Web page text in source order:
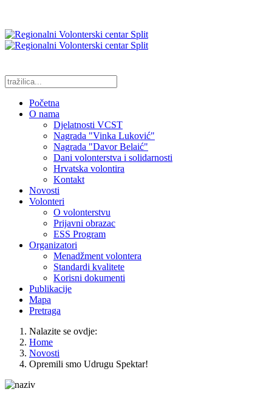
Početna
O nama
Djelatnosti VCST
Nagrada "Vinka Luković"
Nagrada "Davor Belaić"
Dani volonterstva i solidarnosti
Hrvatska volontira
Kontakt
Novosti
Volonteri
O volonterstvu
Prijavni obrazac
ESS Program
Organizatori
Menadžment volontera
Standardi kvalitete
Korisni dokumenti
Publikacije
Mapa
Pretraga
Nalazite se ovdje:
Home
Novosti
Opremili smo Udrugu Spektar!